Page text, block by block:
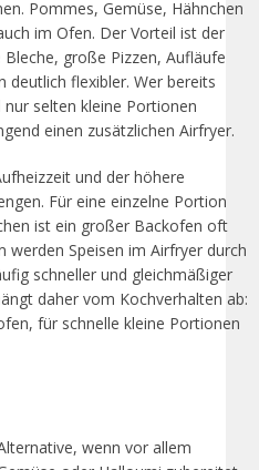
Pommes, Gemüse, Hähnchen
im Ofen. Der Vorteil ist der
große Pizzen, Aufläufe
deutlich flexibler. Wer bereits
selten kleine Portionen
einen zusätzlichen Airfryer.
und der höhere
Für eine einzelne Portion
ist ein großer Backofen oft
werden Speisen im Airfryer durch
schneller und gleichmäßiger
daher vom Kochverhalten ab:
für schnelle kleine Portionen
wenn vor allem